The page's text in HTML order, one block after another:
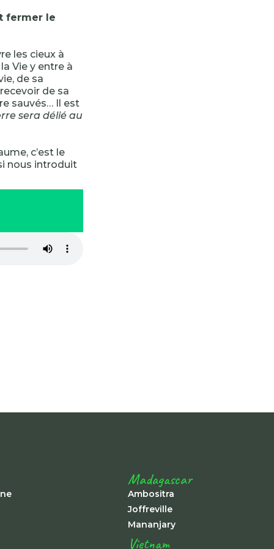
fermer le
les cieux à
Vie y entre à
de sa
de sa
sauvés… Il est
sera délié au
c’est le
nous introduit
Madagascar
Ambositra
Joffreville
Mananjary
Vietnam